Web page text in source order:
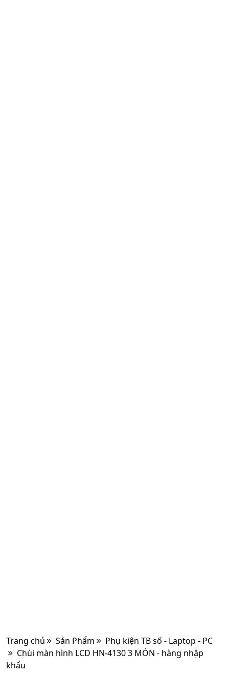
Trang chủ Sản Phẩm
Phụ kiện TB số - Laptop - PC
Chùi màn hình LCD HN-4130 3 MÓN - hàng nhập
khẩu